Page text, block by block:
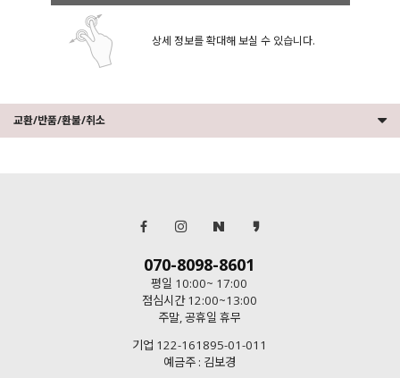
상세 정보를 확대해 보실 수 있습니다.
교환/반품/환불/취소
070-8098-8601
평일 10:00~ 17:00
점심시간 12:00~13:00
주말, 공휴일 휴무
기업 122-161895-01-011
예금주 : 김보경